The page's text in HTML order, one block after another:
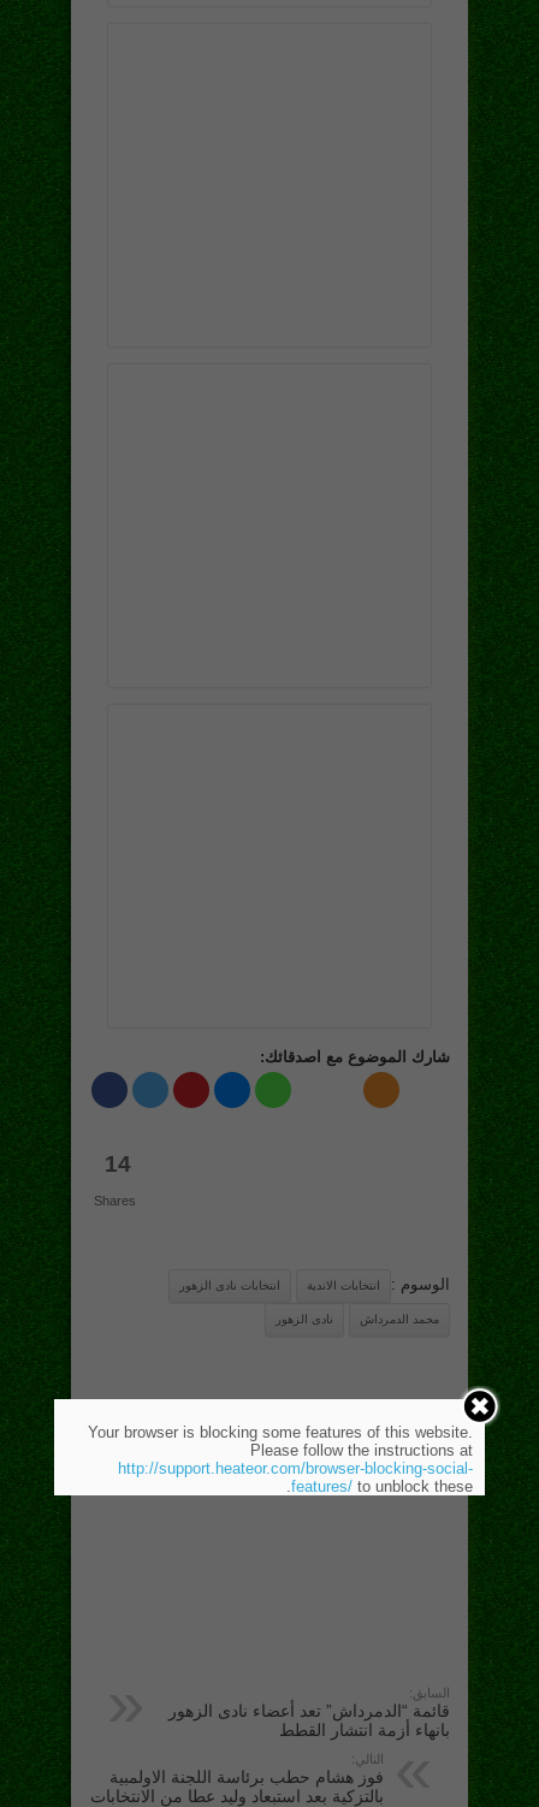
شارك الموضوع مع اصدقائك:
14
Shares
الوسوم : انتخابات الاندية انتخابات نادى الزهور
محمد الدمرداش نادى الزهور
السابق:
قائمة “الدمرداش” تعد أعضاء نادى الزهور
بانهاء أزمة انتشار القطط
التالي:
فوز هشام حطب برئاسة اللجنة الاولمبية
بالتزكية بعد استبعاد وليد عطا من الانتخابات
Your browser is blocking some features of this website.
Please follow the instructions at
http://support.heateor.com/browser-blocking-social-
features/ to unblock these.